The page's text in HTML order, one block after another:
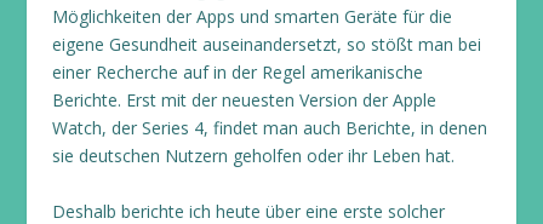
Möglichkeiten der Apps und smarten Geräte für die
eigene Gesundheit auseinandersetzt, so stößt man bei
einer Recherche auf in der Regel amerikanische
Berichte. Erst mit der neuesten Version der Apple
Watch, der Series 4, findet man auch Berichte, in denen
sie deutschen Nutzern geholfen oder ihr Leben hat.
Deshalb berichte ich heute über eine erste solcher